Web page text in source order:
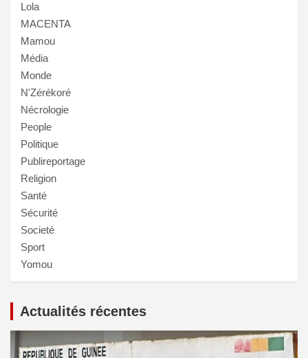
Lola
MACENTA
Mamou
Média
Monde
N'Zérékoré
Nécrologie
People
Politique
Publireportage
Religion
Santé
Sécurité
Societé
Sport
Yomou
Actualités récentes